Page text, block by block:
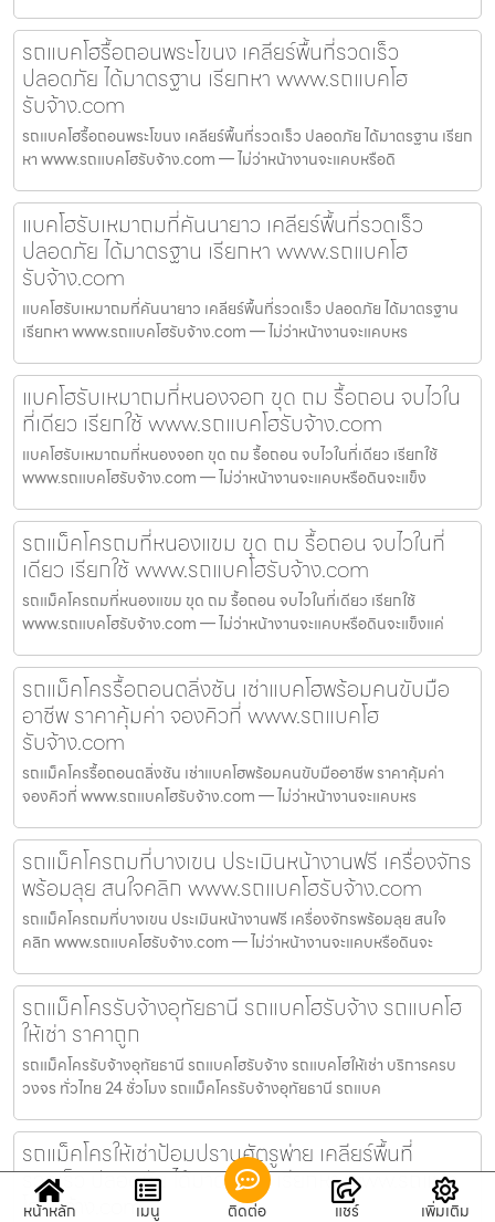
รถแบคโฮรื้อถอนพระโขนง เคลียร์พื้นที่รวดเร็ว
ปลอดภัย ได้มาตรฐาน เรียกหา www.รถแบคโฮ
รับจ้าง.com
รถแบคโฮรื้อถอนพระโขนง เคลียร์พื้นที่รวดเร็ว ปลอดภัย ได้มาตรฐาน เรียก
หา www.รถแบคโฮรับจ้าง.com — ไม่ว่าหน้างานจะแคบหรือดิ
แบคโฮรับเหมาถมที่คันนายาว เคลียร์พื้นที่รวดเร็ว
ปลอดภัย ได้มาตรฐาน เรียกหา www.รถแบคโฮ
รับจ้าง.com
แบคโฮรับเหมาถมที่คันนายาว เคลียร์พื้นที่รวดเร็ว ปลอดภัย ได้มาตรฐาน
เรียกหา www.รถแบคโฮรับจ้าง.com — ไม่ว่าหน้างานจะแคบหร
แบคโฮรับเหมาถมที่หนองจอก ขุด ถม รื้อถอน จบไวใน
ที่เดียว เรียกใช้ www.รถแบคโฮรับจ้าง.com
แบคโฮรับเหมาถมที่หนองจอก ขุด ถม รื้อถอน จบไวในที่เดียว เรียกใช้
www.รถแบคโฮรับจ้าง.com — ไม่ว่าหน้างานจะแคบหรือดินจะแข็ง
รถแม็คโครถมที่หนองแขม ขุด ถม รื้อถอน จบไวในที่
เดียว เรียกใช้ www.รถแบคโฮรับจ้าง.com
รถแม็คโครถมที่หนองแขม ขุด ถม รื้อถอน จบไวในที่เดียว เรียกใช้
www.รถแบคโฮรับจ้าง.com — ไม่ว่าหน้างานจะแคบหรือดินจะแข็งแค่
รถแม็คโครรื้อถอนตลิ่งชัน เช่าแบคโฮพร้อมคนขับมือ
อาชีพ ราคาคุ้มค่า จองคิวที่ www.รถแบคโฮ
รับจ้าง.com
รถแม็คโครรื้อถอนตลิ่งชัน เช่าแบคโฮพร้อมคนขับมืออาชีพ ราคาคุ้มค่า
จองคิวที่ www.รถแบคโฮรับจ้าง.com — ไม่ว่าหน้างานจะแคบหร
รถแม็คโครถมที่บางเขน ประเมินหน้างานฟรี เครื่องจักร
พร้อมลุย สนใจคลิก www.รถแบคโฮรับจ้าง.com
รถแม็คโครถมที่บางเขน ประเมินหน้างานฟรี เครื่องจักรพร้อมลุย สนใจ
คลิก www.รถแบคโฮรับจ้าง.com — ไม่ว่าหน้างานจะแคบหรือดินจะ
รถแม็คโครรับจ้างอุทัยธานี รถแบคโฮรับจ้าง รถแบคโฮ
ให้เช่า ราคาถูก
รถแม็คโครรับจ้างอุทัยธานี รถแบคโฮรับจ้าง รถแบคโฮให้เช่า บริการครบ
วงจร ทั่วไทย 24 ชั่วโมง รถแม็คโครรับจ้างอุทัยธานี รถแบค
รถแม็คโครให้เช่าป้อมปราบศัตรูพ่าย เคลียร์พื้นที่
รวดเร็ว ปลอดภัย ได้มาตรฐาน เรียกหา www.รถแบค
โฮรับจ้าง.com
หน้าหลัก เมนู ติดต่อ แชร์ เพิ่มเติม